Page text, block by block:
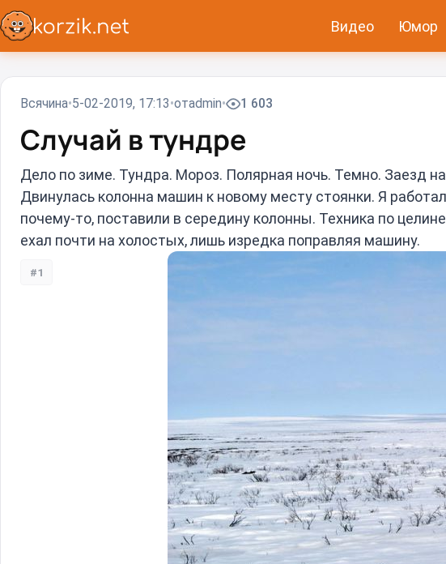
Видео Юмор
Всячина 5-02-2019, 17:13 отadmin 1 603
Случай в тундре
Дело по зиме. Тундра. Мороз. Полярная ночь. Темно. Заезд
Двинулась колонна машин к новому месту стоянки. Я
почему-то, поставили в середину колонны. Техника по
ехал почти на холостых, лишь изредка поправляя машину.
#1